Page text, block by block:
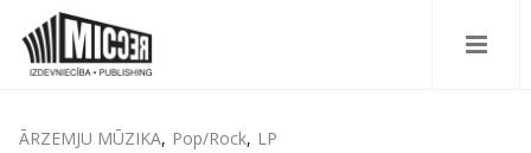
ĀRZEMJU MŪZIKA, Pop/Rock, LP